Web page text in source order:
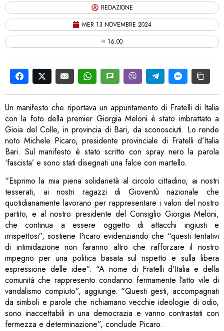
REDAZIONE
MER 13 NOVEMBRE 2024
16:00
Un manifesto che riportava un appuntamento di Fratelli di Italia
con la foto della premier Giorgia Meloni è stato imbrattato a
Gioia del Colle, in provincia di Bari, da sconosciuti. Lo rende
noto Michele Picaro, presidente provinciale di Fratelli d’Italia
Bari. Sul manifesto è stato scritto con spray nero la parola
‘fascista’ e sono stati disegnati una falce con martello.
“Esprimo la mia piena solidarietà al circolo cittadino, ai nostri
tesserati, ai nostri ragazzi di Gioventù nazionale che
quotidianamente lavorano per rappresentare i valori del nostro
partito, e al nostro presidente del Consiglio Giorgia Meloni,
che continua a essere oggetto di attacchi ingiusti e
irrispettosi”, sostiene Picaro evidenziando che “questi tentativi
di intimidazione non faranno altro che rafforzare il nostro
impegno per una politica basata sul rispetto e sulla libera
espressione delle idee”. “A nome di Fratelli d’Italia e della
comunità che rappresento condanno fermamente l’atto vile di
vandalismo compiuto”, aggiunge. “Questi gesti, accompagnati
da simboli e parole che richiamano vecchie ideologie di odio,
sono inaccettabili in una democrazia e vanno contrastati con
fermezza e determinazione”, conclude Picaro.